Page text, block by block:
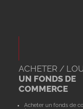
ACHETER /
UN FONDS DE
COMMERCE
Acheter un fonds de